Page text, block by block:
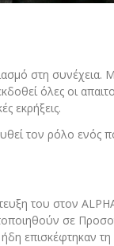
στη συνέχεια.
όλες οι
εκρήξεις.
τον ρόλο ενός
του στον
σε
επισκέφτηκαν